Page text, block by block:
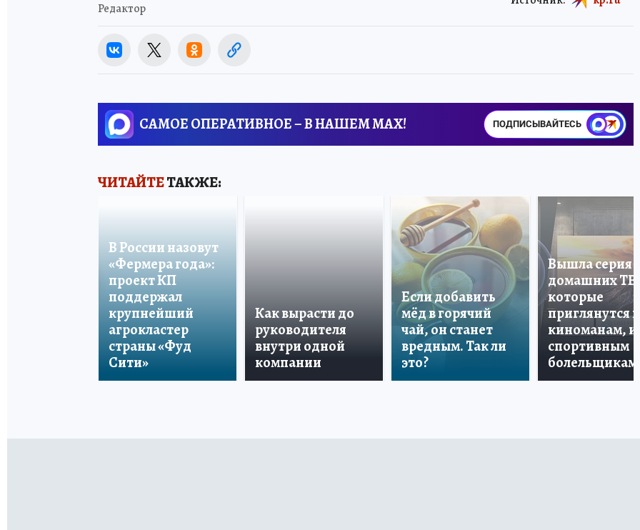
Редактор
САМОЕ ОПЕРАТИВНОЕ – В НАШЕМ MAX! ПОДПИСЫВАЙТЕСЬ
ЧИТАЙТЕТАКЖЕ:
В России назовут
«Фермера года»:
проект КП
поддержал
крупнейший
агрокластер
страны «Фуд
Сити»
Как вырасти до
руководителя
внутри одной
компании
Если добавить
мёд в горячий
чай, он станет
вредным. Так ли
это?
Вышла серия
домашних ТВ,
которые
приглянутся и
киноманам, и
спортивным
болельщикам